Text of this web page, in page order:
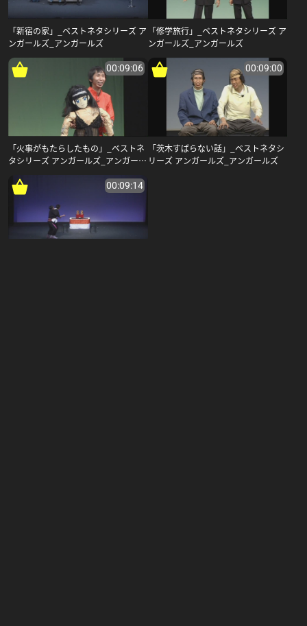
「新宿の家」_ベストネタシリーズ ア
ンガールズ_アンガールズ
「修学旅行」_ベストネタシリーズ ア
ンガールズ_アンガールズ
00:09:06
「火事がもたらしたもの」_ベストネ
タシリーズ アンガールズ_アンガール
00:09:00
「茨木すばらない話」_ベストネタシ
リーズ アンガールズ_アンガールズ
00:09:14